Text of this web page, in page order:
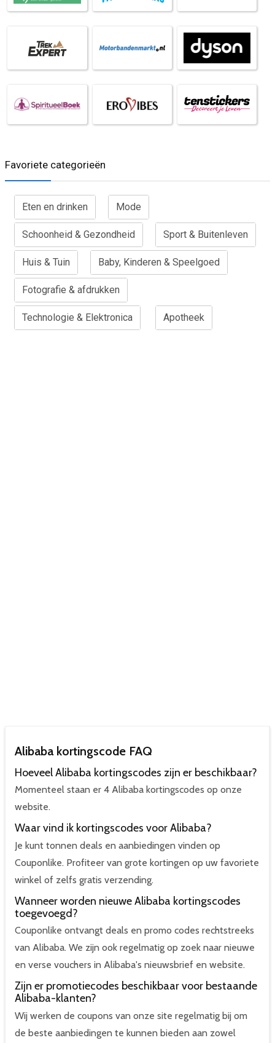
Favoriete categorieën
Eten en drinken Mode
Schoonheid & Gezondheid Sport & Buitenleven
Huis & Tuin Baby, Kinderen & Speelgoed
Fotografie & afdrukken
Technologie & Elektronica Apotheek
Alibaba kortingscode FAQ
Hoeveel Alibaba kortingscodes zijn er beschikbaar?
Momenteel staan er 4 Alibaba kortingscodes op onze
website.
Waar vind ik kortingscodes voor Alibaba?
Je kunt tonnen deals en aanbiedingen vinden op
Couponlike. Profiteer van grote kortingen op uw favoriete
winkel of zelfs gratis verzending.
Wanneer worden nieuwe Alibaba kortingscodes
toegevoegd?
Couponlike ontvangt deals en promo codes rechtstreeks
van Alibaba. We zijn ook regelmatig op zoek naar nieuwe
en verse vouchers in Alibaba's nieuwsbrief en website.
Zijn er promotiecodes beschikbaar voor bestaande
Alibaba-klanten?
Wij werken de coupons van onze site regelmatig bij om
de beste aanbiedingen te kunnen bieden aan zowel